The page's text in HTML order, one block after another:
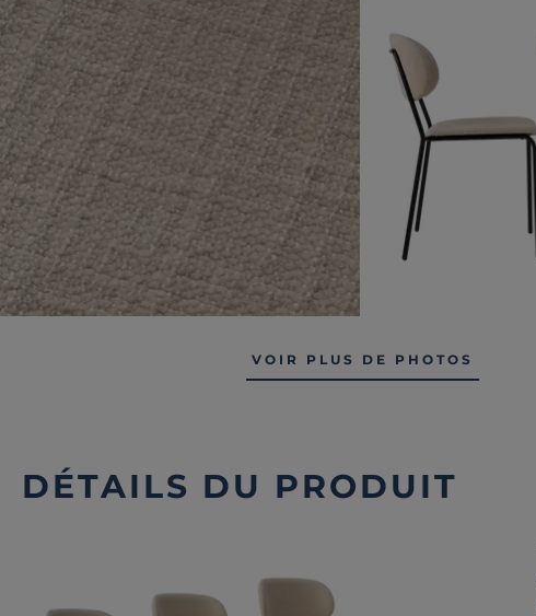
VOIR PLUS DE PHOTOS
DÉTAILS DU PRODUIT